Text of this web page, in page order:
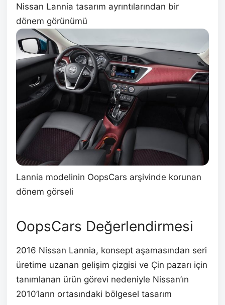
Nissan Lannia tasarım ayrıntılarından bir
dönem görünümü
Lannia modelinin OopsCars arşivinde korunan
dönem görseli
OopsCars Değerlendirmesi
2016 Nissan Lannia, konsept aşamasından seri
üretime uzanan gelişim çizgisi ve Çin pazarı için
tanımlanan ürün görevi nedeniyle Nissan’ın
2010’ların ortasındaki bölgesel tasarım